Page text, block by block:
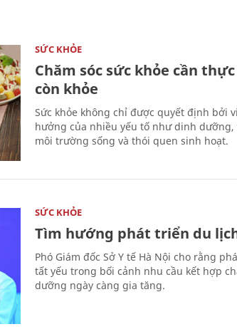
SỨC KHỎE
Chăm sóc sức khỏe cần
còn khỏe
Sức khỏe không chỉ được quyết định bởi
hưởng của nhiều yếu tố như dinh
môi trường sống và thói quen sinh hoạt.
SỨC KHỎE
Tìm hướng phát triển du
Phó Giám đốc Sở Y tế Hà Nội cho rằng
tất yếu trong bối cảnh nhu cầu kết hợp
dưỡng ngày càng gia tăng.